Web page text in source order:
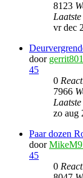
8123
vr dec
door gerrit801
45
0
7966
zo aug
Paar dozen
door
45
0